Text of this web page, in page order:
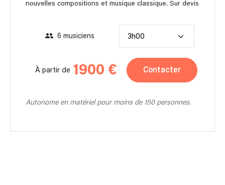
nouvelles compositions et musique classique. Sur devis
6 musiciens 3h00
À partir de 1900 € Contacter
Autonome en matériel pour moins de 150 personnes.